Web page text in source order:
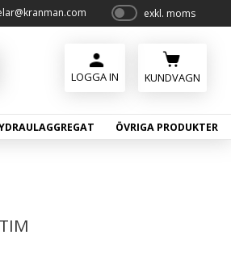
P
e
vi
s
exkl. moms
KUNDVAGN
ÖVRIGA PRODUKTER